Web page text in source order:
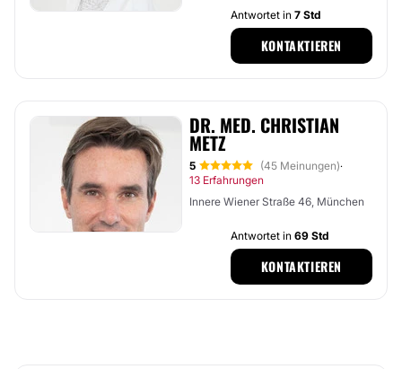
Antwortet in 7 Std
KONTAKTIEREN
DR. MED. CHRISTIAN
METZ
5 (45 Meinungen)·
13 Erfahrungen
Innere Wiener Straße 46, München
Antwortet in 69 Std
KONTAKTIEREN